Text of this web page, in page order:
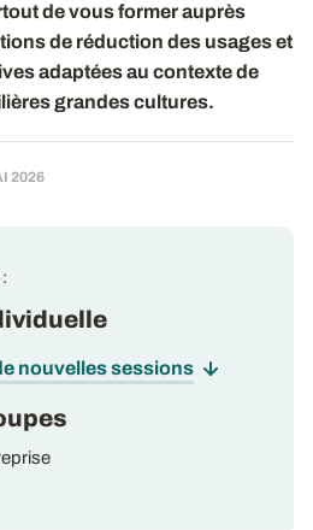
de vous former auprès
de réduction des usages et
adaptées au contexte de
grandes cultures.
2026
nouvelles sessions